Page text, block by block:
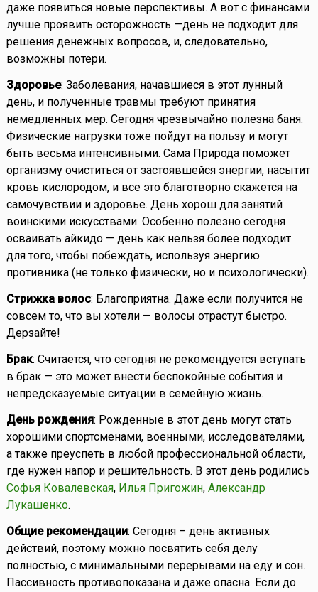
даже появиться новые перспективы. А вот с финансами
лучше проявить осторожность —день не подходит для
решения денежных вопросов, и, следовательно,
возможны потери.
Здоровье: Заболевания, начавшиеся в этот лунный
день, и полученные травмы требуют принятия
немедленных мер. Сегодня чрезвычайно полезна баня.
Физические нагрузки тоже пойдут на пользу и могут
быть весьма интенсивными. Сама Природа поможет
организму очиститься от застоявшейся энергии, насытит
кровь кислородом, и все это благотворно скажется на
самочувствии и здоровье. День хорош для занятий
воинскими искусствами. Особенно полезно сегодня
осваивать айкидо — день как нельзя более подходит
для того, чтобы побеждать, используя энергию
противника (не только физически, но и психологически).
Стрижка волос: Благоприятна. Даже если получится не
совсем то, что вы хотели — волосы отрастут быстро.
Дерзайте!
Брак: Считается, что сегодня не рекомендуется вступать
в брак — это может внести беспокойные события и
непредсказуемые ситуации в семейную жизнь.
День рождения: Рожденные в этот день могут стать
хорошими спортсменами, военными, исследователями,
а также преуспеть в любой профессиональной области,
где нужен напор и решительность. В этот день родились
Софья Ковалевская, Илья Пригожин, Александр
Лукашенко.
Общие рекомендации: Сегодня – день активных
действий, поэтому можно посвятить себя делу
полностью, с минимальными перерывами на еду и сон.
Пассивность противопоказана и даже опасна. Если до